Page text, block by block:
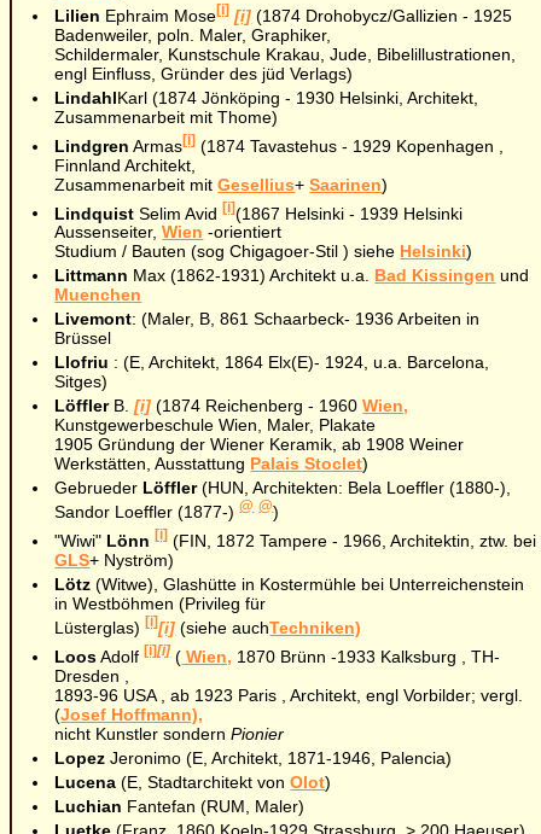
Lilien Ephraim Mose[i] [i] (1874 Drohobycz/Gallizien - 1925
Badenweiler, poln. Maler, Graphiker,
Schildermaler, Kunstschule Krakau, Jude, Bibelillustrationen,
engl Einfluss, Gründer des jüd Verlags)
LindahlKarl (1874 Jönköping - 1930 Helsinki, Architekt,
Zusammenarbeit mit Thome)
Lindgren Armas[i] (1874 Tavastehus - 1929 Kopenhagen ,
Finnland Architekt,
Zusammenarbeit mitGesellius+Saarinen)
Lindquist Selim Avid[i](1867 Helsinki - 1939 Helsinki
Aussenseiter,Wien -orientiert
Studium / Bauten (sog Chigagoer-Stil ) siehe Helsinki)
Littmann Max (1862-1931) Architekt u.a. Bad Kissingen und
Muenchen
Livemont: (Maler, B, 861 Schaarbeck- 1936 Arbeiten in
Brüssel
Llofriu : (E, Architekt, 1864 Elx(E)- 1924, u.a. Barcelona,
Sitges)
LöfflerB.[i] (1874 Reichenberg - 1960Wien,
Kunstgewerbeschule Wien, Maler, Plakate
1905 Gründung der Wiener Keramik, ab 1908 Weiner
Werkstätten, Ausstattung Palais Stoclet)
Gebrueder Löffler(HUN, Architekten: Bela Loeffler (1880-),
Sandor Loeffler (1877-)@ @)
"Wiwi" Lönn [i] (FIN, 1872 Tampere - 1966, Architektin, ztw. bei
GLS+ Nyström)
Lötz (Witwe), Glashütte in Kostermühle bei Unterreichenstein
in Westböhmen (Privileg für
Lüsterglas)[i][i] (siehe auchTechniken)
LoosAdolf[i][i]( Wien, 1870 Brünn -1933 Kalksburg , TH-
Dresden ,
1893-96 USA , ab 1923 Paris , Architekt, engl Vorbilder; vergl.
(Josef Hoffmann),
nicht Kunstler sondernPionier
Lopez Jeronimo (E, Architekt, 1871-1946, Palencia)
Lucena (E, Stadtarchitekt vonOlot)
Luchian Fantefan (RUM, Maler)
Luetke (Franz, 1860 Koeln-1929 Strassburg, > 200 Haeuser)